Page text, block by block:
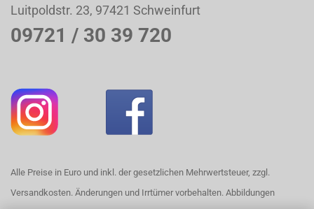
Luitpoldstr. 23, 97421 Schweinfurt
09721 / 30 39 720
Alle Preise in Euro und inkl. der gesetzlichen Mehrwertsteuer, zzgl.
Versandkosten. Änderungen und Irrtümer vorbehalten. Abbildungen